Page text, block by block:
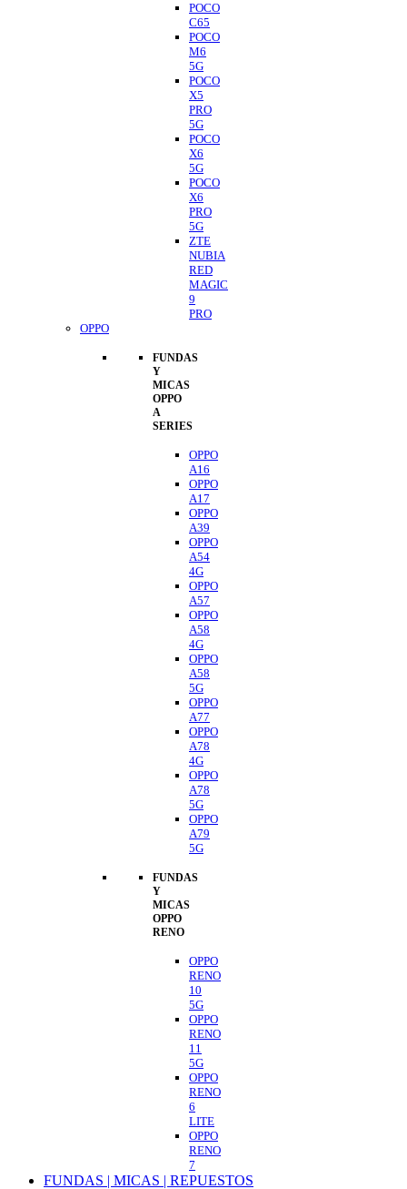
POCO
C65
POCO
M6
5G
POCO
X5
PRO
5G
POCO
X6
5G
POCO
X6
PRO
5G
ZTE
NUBIA
RED
MAGIC
9
PRO
OPPO
FUNDAS
Y
MICAS
OPPO
A
SERIES
OPPO
A16
OPPO
A17
OPPO
A39
OPPO
A54
4G
OPPO
A57
OPPO
A58
4G
OPPO
A58
5G
OPPO
A77
OPPO
A78
4G
OPPO
A78
5G
OPPO
A79
5G
FUNDAS
Y
MICAS
OPPO
RENO
OPPO
RENO
10
5G
OPPO
RENO
11
5G
OPPO
RENO
6
LITE
OPPO
RENO
7
FUNDAS | MICAS | REPUESTOS